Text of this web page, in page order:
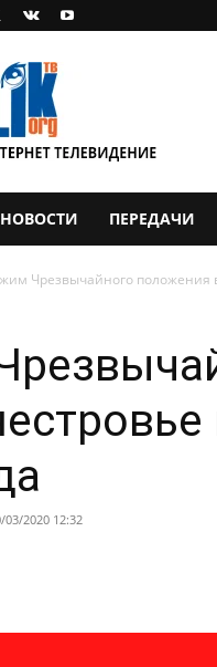
НОВОСТИ ПЕРЕДАЧИ
Чрезвычайного положения
03/2020 12:32